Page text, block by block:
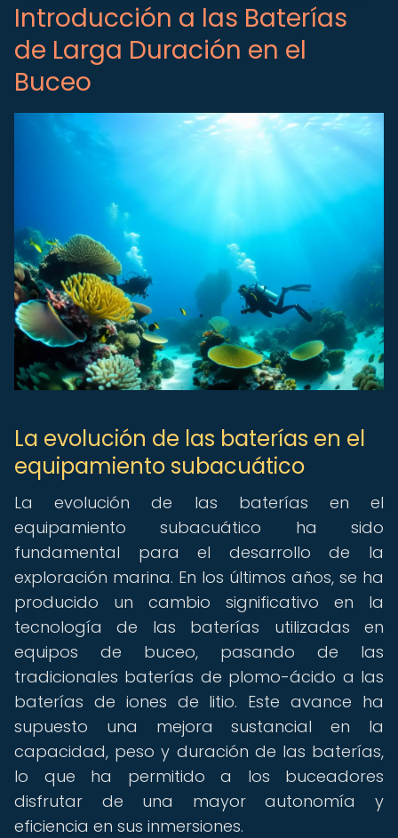
Introducción a las Baterías
de Larga Duración en el
Buceo
La evolución de las baterías en el
equipamiento subacuático
La evolución de las baterías en el
equipamiento subacuático ha sido
fundamental para el desarrollo de la
exploración marina. En los últimos años, se ha
producido un cambio significativo en la
tecnología de las baterías utilizadas en
equipos de buceo, pasando de las
tradicionales baterías de plomo-ácido a las
baterías de iones de litio. Este avance ha
supuesto una mejora sustancial en la
capacidad, peso y duración de las baterías,
lo que ha permitido a los buceadores
disfrutar de una mayor autonomía y
eficiencia en sus inmersiones.